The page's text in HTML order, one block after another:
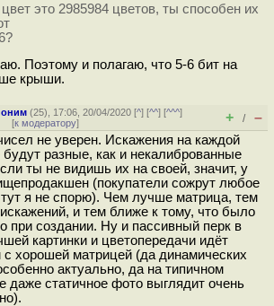
это 2985984 цветов, ты способен их
Поэтому и полагаю, что 5-6 бит на
крыши.
(25), 17:06, 20/04/2020 [^] [^^] [^^^]
[к модератору] + / –
не уверен. Искажения на каждой
будут разные, как и некалиброванные
ты не видишь их на своей, значит, у
(покупатели сожрут любое
я не спорю). Чем лучше матрица, тем
и тем ближе к тому, что было
при создании. Ну и пассивный перк в
картинки и цветопередачи идёт
с хорошей матрицей (да динамических
актуально, да на типичном
даже статичное фото выглядит очень